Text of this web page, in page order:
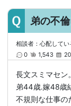
弟の不
相談者：心配して
0
1,543
長文スミマセン。
弟44歳.嫁48歳
不規則な仕事の